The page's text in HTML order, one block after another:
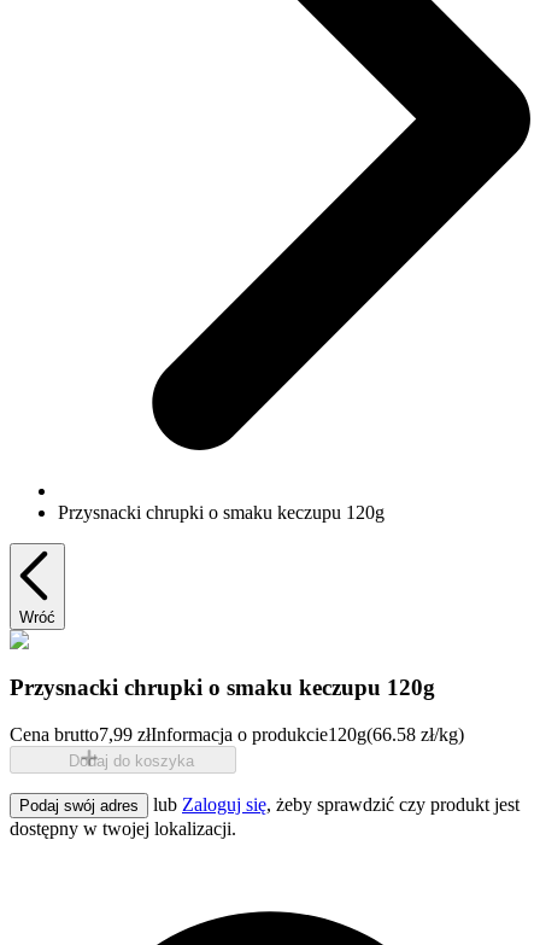
Przysnacki chrupki o smaku keczupu 120g
Wróć
Przysnacki chrupki o smaku keczupu 120g
Cena brutto7,99 złInformacja o produkcie120g(66.58 zł/kg)
Dodaj do koszyka
Podaj swój adres lub Zaloguj się, żeby sprawdzić czy produkt jest
dostępny w twojej lokalizacji.